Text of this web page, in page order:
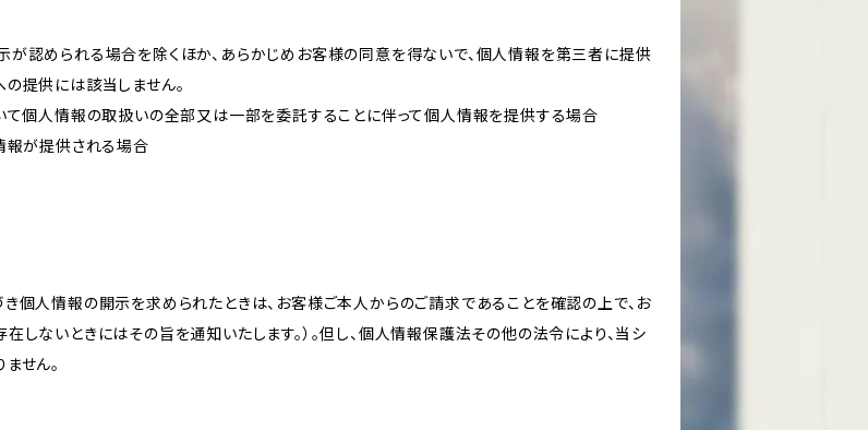
が認められる場合を除くほか、あらかじめお客様の同意を得ないで、個人情報を第三者に提供
提供には該当しません。
て個人情報の取扱いの全部又は一部を委託することに伴って個人情報を提供する場合
報が提供される場合
個人情報の開示を求められたときは、お客様ご本人からのご請求であることを確認の上で、お
しないときにはその旨を通知いたします。）。但し、個人情報保護法その他の法令により、当シ
せん。